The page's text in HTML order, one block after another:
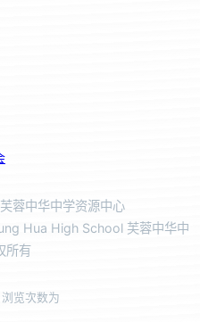
蓉中华中学资源中心
Hua High School 芙蓉中华中
所有
浏览次数为